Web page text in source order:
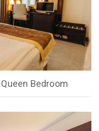
Bedroom